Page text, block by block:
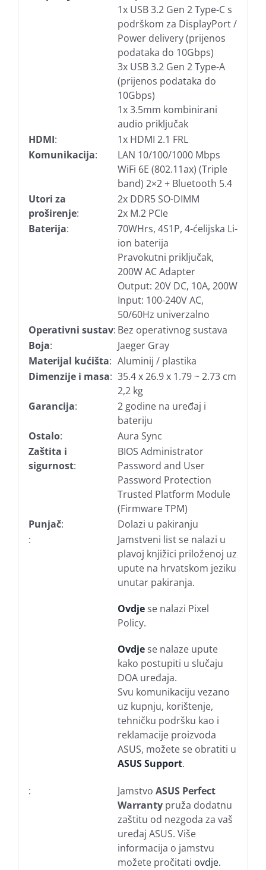
1x USB 3.2 Gen 2 Type-C s
podrškom za DisplayPort /
Power delivery (prijenos
podataka do 10Gbps)
3x USB 3.2 Gen 2 Type-A
(prijenos podataka do
10Gbps)
1x 3.5mm kombinirani
audio priključak
HDMI:
1x HDMI 2.1 FRL
Komunikacija:
LAN 10/100/1000 Mbps
WiFi 6E (802.11ax) (Triple
band) 2×2 + Bluetooth 5.4
Utori za
proširenje:
2x DDR5 SO-DIMM
2x M.2 PCIe
Baterija:
70WHrs, 4S1P, 4-ćelijska Li-
ion baterija
Pravokutni priključak,
200W AC Adapter
Output: 20V DC, 10A, 200W
Input: 100-240V AC,
50/60Hz univerzalno
Operativni sustav: Bez operativnog sustava
Boja:
Jaeger Gray
Materijal kućišta: Aluminij / plastika
Dimenzije i masa: 35.4 x 26.9 x 1.79 ~ 2.73 cm
2,2 kg
Garancija:
2 godine na uređaj i
bateriju
Ostalo:
Aura Sync
Zaštita i
sigurnost:
BIOS Administrator
Password and User
Password Protection
Trusted Platform Module
(Firmware TPM)
Punjač:
Dolazi u pakiranju
:
Jamstveni list se nalazi u
plavoj knjižici priloženoj uz
upute na hrvatskom jeziku
unutar pakiranja.
Ovdjese nalazi Pixel
Policy.
Ovdjese nalaze upute
kako postupiti u slučaju
DOA uređaja.
Svu komunikaciju vezano
uz kupnju, korištenje,
tehničku podršku kao i
reklamacije proizvoda
ASUS, možete se obratiti u
ASUS Support.
: Jamstvo ASUS Perfect
Warrantypruža dodatnu
zaštitu od nezgoda za vaš
uređaj ASUS. Više
informacija o jamstvu
možete pročitati ovdje.